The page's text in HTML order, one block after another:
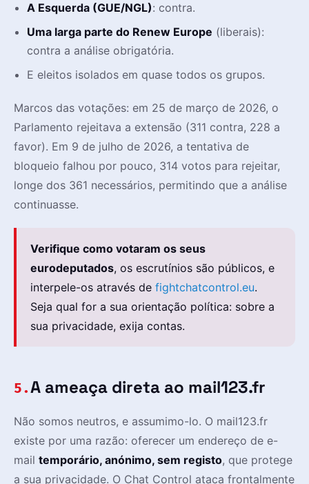
A Esquerda (GUE/NGL): contra.
Uma larga parte do Renew Europe (liberais):
contra a análise obrigatória.
E eleitos isolados em quase todos os grupos.
Marcos das votações: em 25 de março de 2026, o
Parlamento rejeitava a extensão (311 contra, 228 a
favor). Em 9 de julho de 2026, a tentativa de
bloqueio falhou por pouco, 314 votos para rejeitar,
longe dos 361 necessários, permitindo que a análise
continuasse.
Verifique como votaram os seus
eurodeputados, os escrutínios são públicos, e
interpele-os através de fightchatcontrol.eu.
Seja qual for a sua orientação política: sobre a
sua privacidade, exija contas.
5.A ameaça direta ao mail123.fr
Não somos neutros, e assumimo-lo. O mail123.fr
existe por uma razão: oferecer um endereço de e-
mail temporário, anónimo, sem registo, que protege
a sua privacidade. O Chat Control ataca frontalmente